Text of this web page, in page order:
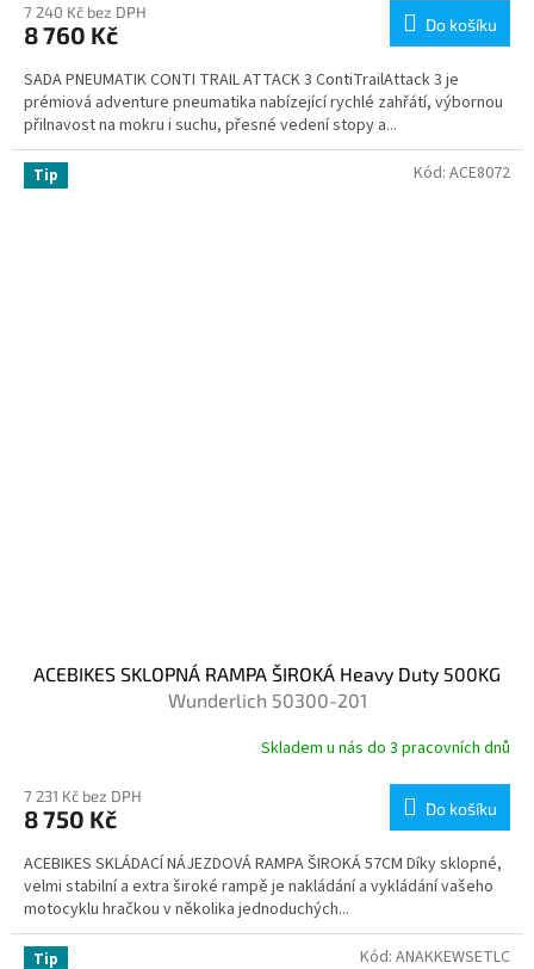
7 240 Kč bez DPH
8 760 Kč Do košíku
SADA PNEUMATIK CONTI TRAIL ATTACK 3 ContiTrailAttack 3 je
prémiová adventure pneumatika nabízející rychlé zahřátí, výbornou
přilnavost na mokru i suchu, přesné vedení stopy a...
Tip
ACEBIKES SKLOPNÁ RAMPA ŠIROKÁ Heavy Duty 500KG
Wunderlich 50300-201
Skladem u nás do 3 pracovních dnů
7 231 Kč bez DPH
8 750 Kč Do košíku
ACEBIKES SKLÁDACÍ NÁJEZDOVÁ RAMPA ŠIROKÁ 57CM Díky sklopné,
velmi stabilní a extra široké rampě je nakládání a vykládání vašeho
motocyklu hračkou v několika jednoduchých...
Kód: ACE8072
Tip Kód: ANAKKEWSETLC